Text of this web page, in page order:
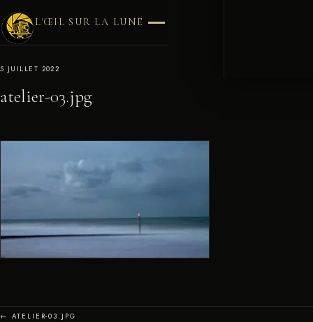
L'ŒIL SUR LA LUNE
5 JUILLET 2022
atelier-03.jpg
← ATELIER-03.JPG